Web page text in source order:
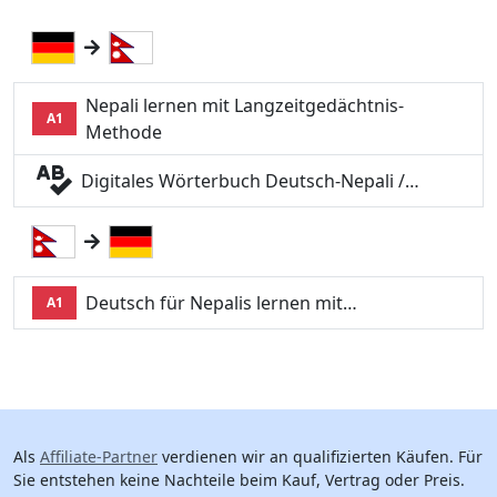
A1
Nepali lernen mit Langzeitgedächtnis-
Methode
Digitales Wörterbuch Deutsch-Nepali /…
A1 Deutsch für Nepalis lernen mit…
Als Affiliate-Partner verdienen wir an qualifizierten Käufen. Für
Sie entstehen keine Nachteile beim Kauf, Vertrag oder Preis.